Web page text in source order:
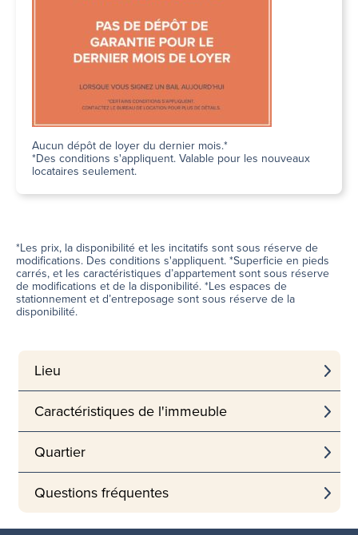
Aucun dépôt de loyer du dernier mois.*
*Des conditions s'appliquent. Valable pour les nouveaux
locataires seulement.
*Les prix, la disponibilité et les incitatifs sont sous réserve de
modifications. Des conditions s'appliquent. *Superficie en pieds
carrés, et les caractéristiques d’appartement sont sous réserve
de modifications et de la disponibilité. *Les espaces de
stationnement et d’entreposage sont sous réserve de la
disponibilité.
Lieu
Caractéristiques de l'immeuble
Quartier
Questions fréquentes